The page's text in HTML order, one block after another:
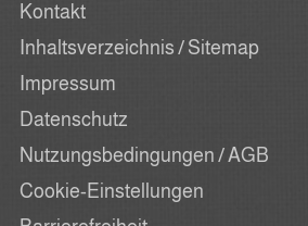
Kontakt
Inhaltsverzeichnis / Sitemap
Impressum
Datenschutz
Nutzungsbedingungen / AGB
Cookie-Einstellungen